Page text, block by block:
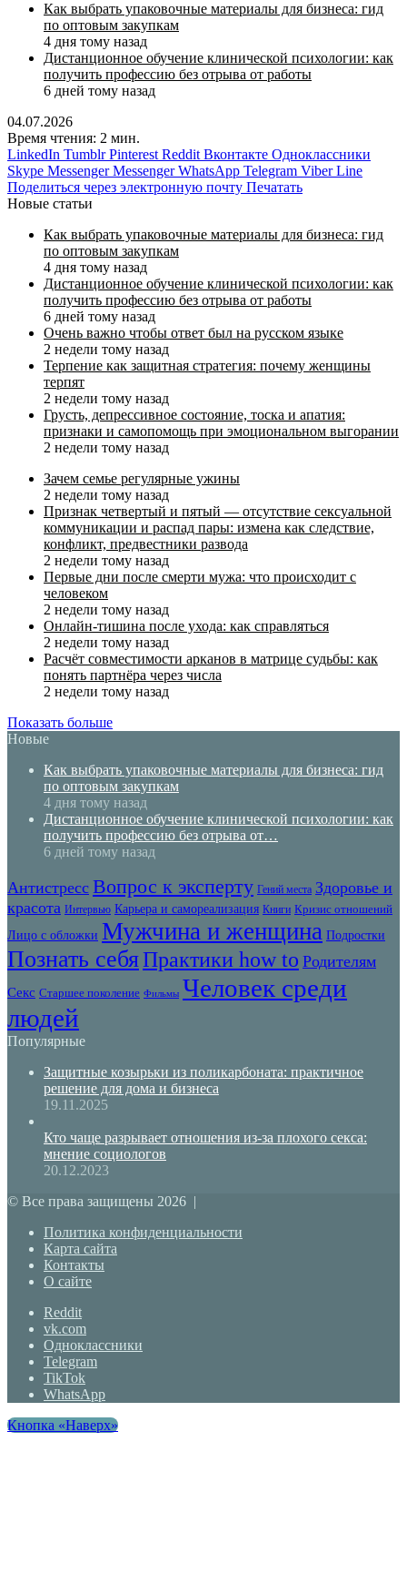
Как выбрать упаковочные материалы для бизнеса: гид
по оптовым закупкам
4 дня тому назад
Дистанционное обучение клинической психологии: как
получить профессию без отрыва от работы
6 дней тому назад
04.07.2026
Время чтения: 2 мин.
LinkedIn Tumblr Pinterest Reddit Вконтакте Одноклассники
Skype Messenger Messenger WhatsApp Telegram Viber Line
Поделиться через электронную почту Печатать
Новые статьи
Как выбрать упаковочные материалы для бизнеса: гид
по оптовым закупкам
4 дня тому назад
Дистанционное обучение клинической психологии: как
получить профессию без отрыва от работы
6 дней тому назад
Очень важно чтобы ответ был на русском языке
2 недели тому назад
Терпение как защитная стратегия: почему женщины
терпят
2 недели тому назад
Грусть, депрессивное состояние, тоска и апатия:
признаки и самопомощь при эмоциональном выгорании
2 недели тому назад
Зачем семье регулярные ужины
2 недели тому назад
Признак четвертый и пятый — отсутствие сексуальной
коммуникации и распад пары: измена как следствие,
конфликт, предвестники развода
2 недели тому назад
Первые дни после смерти мужа: что происходит с
человеком
2 недели тому назад
Онлайн-тишина после ухода: как справляться
2 недели тому назад
Расчёт совместимости арканов в матрице судьбы: как
понять партнёра через числа
2 недели тому назад
Показать больше
Новые
Как выбрать упаковочные материалы для бизнеса: гид
по оптовым закупкам
4 дня тому назад
Дистанционное обучение клинической психологии: как
получить профессию без отрыва от…
6 дней тому назад
Антистресс Вопрос к эксперту Гений места Здоровье и
красота Интервью Карьера и самореализация Книги Кризис отношений
Лицо с обложки Мужчина и женщина Подростки
Познать себяПрактики how to Родителям
Секс Старшее поколение Фильмы Человек среди
людей
Популярные
Защитные козырьки из поликарбоната: практичное
решение для дома и бизнеса
19.11.2025
Кто чаще разрывает отношения из-за плохого секса:
мнение социологов
20.12.2023
© Все права защищены 2026 |
Политика конфиденциальности
Карта сайта
Контакты
О сайте
Reddit
vk.com
Одноклассники
Telegram
TikTok
WhatsApp
Кнопка «Наверх»